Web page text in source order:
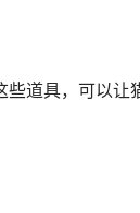
道具，可以让